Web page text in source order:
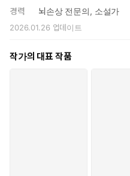
전과를 숨긴 채 억만장자의 집에
경력 뇌손상 전문의, 소설가
2026.01.26 업데이트
작가의 대표 작품